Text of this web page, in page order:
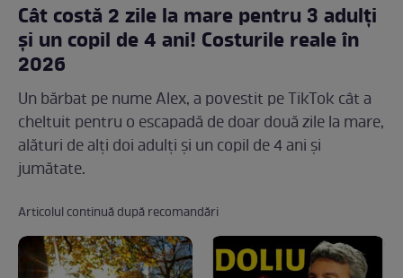
Cât costă 2 zile la mare pentru 3 adulți
și un copil de 4 ani! Costurile reale în
2026
Un bărbat pe nume Alex, a povestit pe TikTok cât a
cheltuit pentru o escapadă de doar două zile la mare,
alături de alți doi adulți și un copil de 4 ani și
jumătate.
Articolul continuă după recomandări